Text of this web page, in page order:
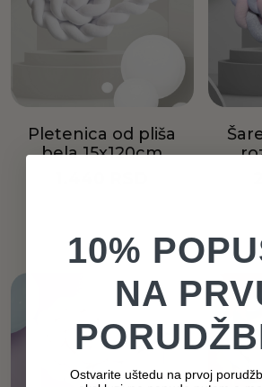
Pletenica od pliša
bela 15x120cm
10%
NA
Ostvarite uštedu na prvoj